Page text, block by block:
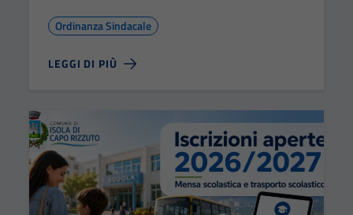
Ordinanza Sindacale
LEGGI DI PIÙ